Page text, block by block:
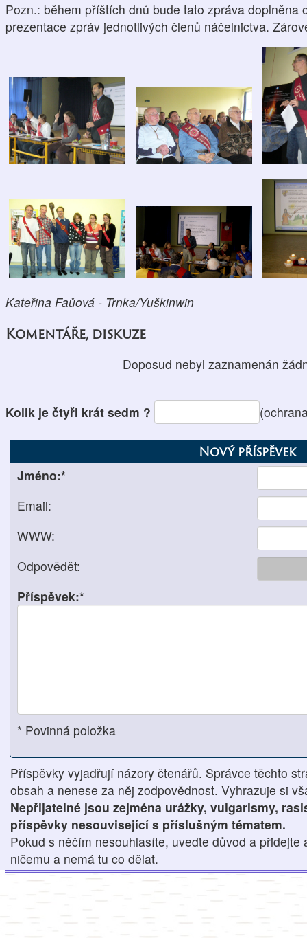
Pozn.: během příštích dnů bude tato zpráva doplněna
prezentace zpráv jednotlivých členů náčelnictva.
Kateřina Faůová - Trnka/Yuškinwin
Komentáře, diskuze
Doposud nebyl zaznamenán
Kolik je čtyři krát sedm ?
Nový příspěvek
Jméno:*
Email:
WWW:
Odpovědět:
Příspěvek:*
* Povinná položka
Příspěvky vyjadřují názory čtenářů. Správce těchto
obsah a nenese za něj zodpovědnost. Vyhrazuje si
Nepřijatelné jsou zejména urážky, vulgarismy,
příspěvky nesouvisející s příslušným tématem.
Pokud s něčím nesouhlasíte, uveďte důvod a přidejte
ničemu a nemá tu co dělat.